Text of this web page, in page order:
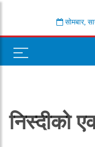
सोमबार,
निस्दीको